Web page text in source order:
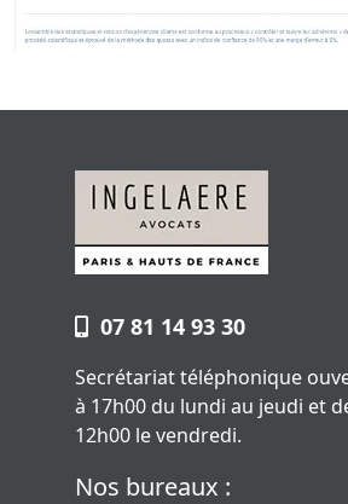
07 81 14 93 30
Secrétariat téléphonique
à 17h00 du lundi au jeudi et
12h00 le vendredi.
Nos bureaux :